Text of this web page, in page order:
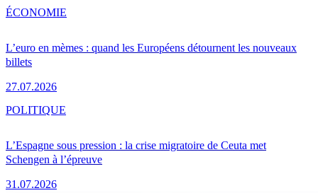
L’euro en mèmes : quand les Européens détournent les nouveaux
billets
27.07.2026
ÉCONOMIE
L’Espagne sous pression : la crise migratoire de Ceuta met
Schengen à l’épreuve
31.07.2026
POLITIQUE